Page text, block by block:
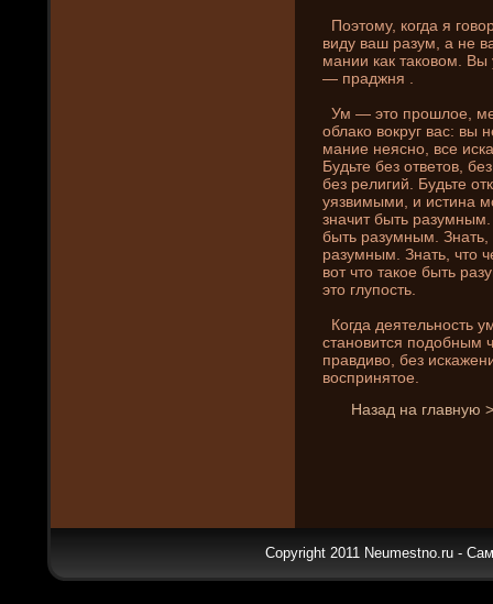
Поэтому, когда я
виду ваш разум, а не
мани­и как таковом.
— праджня .
Ум — это прошлое,
облако вокруг вас: вы
мани­е неясно, все
Будьте без ответов,
без религий. Будьте
уязвимыми, и истина
значит быть
быть разумным.
разумным. Знать, что
вот что такое быть
это глупость.
Когда де­ятельность
становится подобным
правдиво, без
воспринятое.
Назад на главную
Copyright 2011 Neumestno.ru -